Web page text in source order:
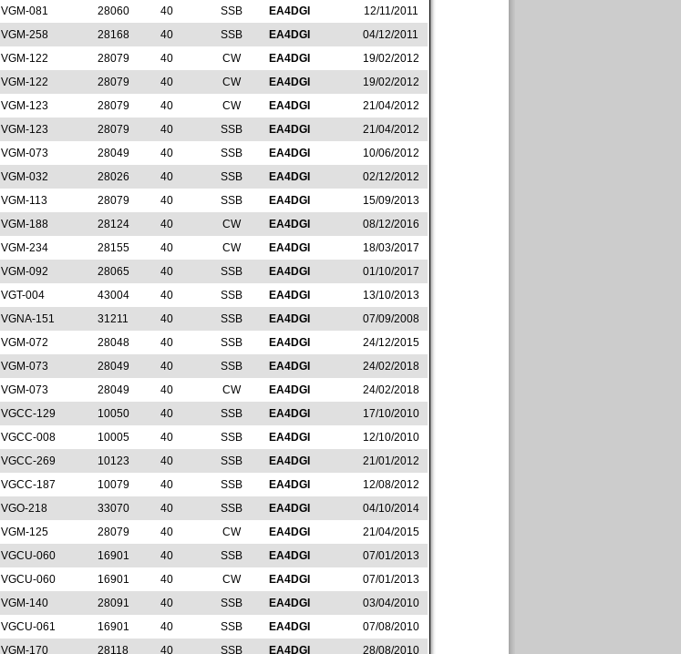
VGM-081 28060 40 SSB EA4DGI
12/11/2011
VGM-258 28168 40 SSB EA4DGI
04/12/2011
VGM-122 28079 40 CW EA4DGI
19/02/2012
VGM-122 28079 40 CW EA4DGI
19/02/2012
VGM-123 28079 40 CW EA4DGI
21/04/2012
VGM-123 28079 40 SSB EA4DGI
21/04/2012
VGM-073 28049 40 SSB EA4DGI
10/06/2012
VGM-032 28026 40 SSB EA4DGI
02/12/2012
VGM-113 28079 40 SSB EA4DGI
15/09/2013
VGM-188 28124 40 CW EA4DGI
08/12/2016
VGM-234 28155 40 CW EA4DGI
18/03/2017
VGM-092 28065 40 SSB EA4DGI
01/10/2017
VGT-004 43004 40 SSB EA4DGI
13/10/2013
VGNA-151 31211 40 SSB EA4DGI
07/09/2008
VGM-072 28048 40 SSB EA4DGI
24/12/2015
VGM-073 28049 40 SSB EA4DGI
24/02/2018
VGM-073 28049 40 CW EA4DGI
24/02/2018
VGCC-129 10050 40 SSB EA4DGI
17/10/2010
VGCC-008 10005 40 SSB EA4DGI
12/10/2010
VGCC-269 10123 40 SSB EA4DGI
21/01/2012
VGCC-187 10079 40 SSB EA4DGI
12/08/2012
VGO-218 33070 40 SSB EA4DGI
04/10/2014
VGM-125 28079 40 CW EA4DGI
21/04/2015
VGCU-060 16901 40 SSB EA4DGI
07/01/2013
VGCU-060 16901 40 CW EA4DGI
07/01/2013
VGM-140 28091 40 SSB EA4DGI
03/04/2010
VGCU-061 16901 40 SSB EA4DGI
07/08/2010
VGM-170 28118 40 SSB EA4DGI 28/08/2010